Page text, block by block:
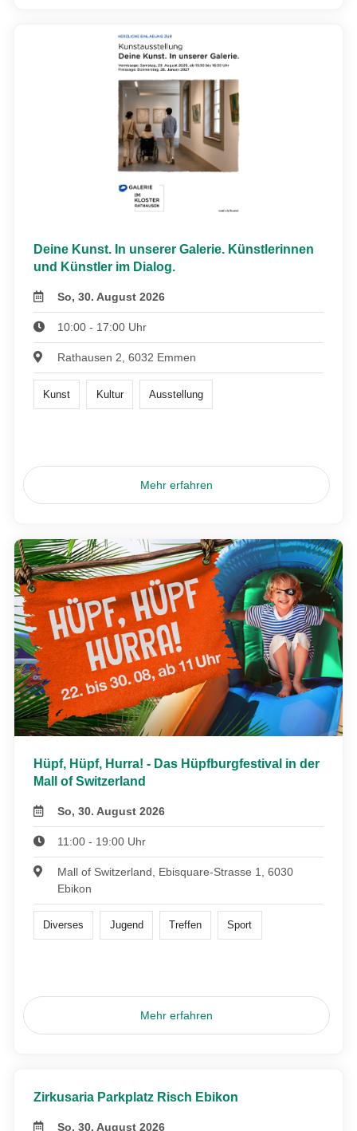
Deine Kunst. In unserer Galerie. Künstlerinnen
und Künstler im Dialog.
So, 30. August 2026
10:00 - 17:00 Uhr
Rathausen 2, 6032 Emmen
Kunst Kultur Ausstellung
Mehr erfahren
Hüpf, Hüpf, Hurra! - Das Hüpfburgfestival in der
Mall of Switzerland
So, 30. August 2026
11:00 - 19:00 Uhr
Mall of Switzerland, Ebisquare-Strasse 1, 6030
Ebikon
Diverses Jugend Treffen Sport
Mehr erfahren
Zirkusaria Parkplatz Risch Ebikon
So, 30. August 2026